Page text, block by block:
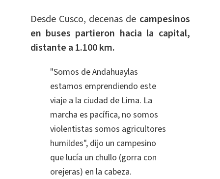
Desde Cusco, decenas de campesinos
en buses partieron hacia la capital,
distante a 1.100 km.
"Somos de Andahuaylas
estamos emprendiendo este
viaje a la ciudad de Lima. La
marcha es pacífica, no somos
violentistas somos agricultores
humildes", dijo un campesino
que lucía un chullo (gorra con
orejeras) en la cabeza.